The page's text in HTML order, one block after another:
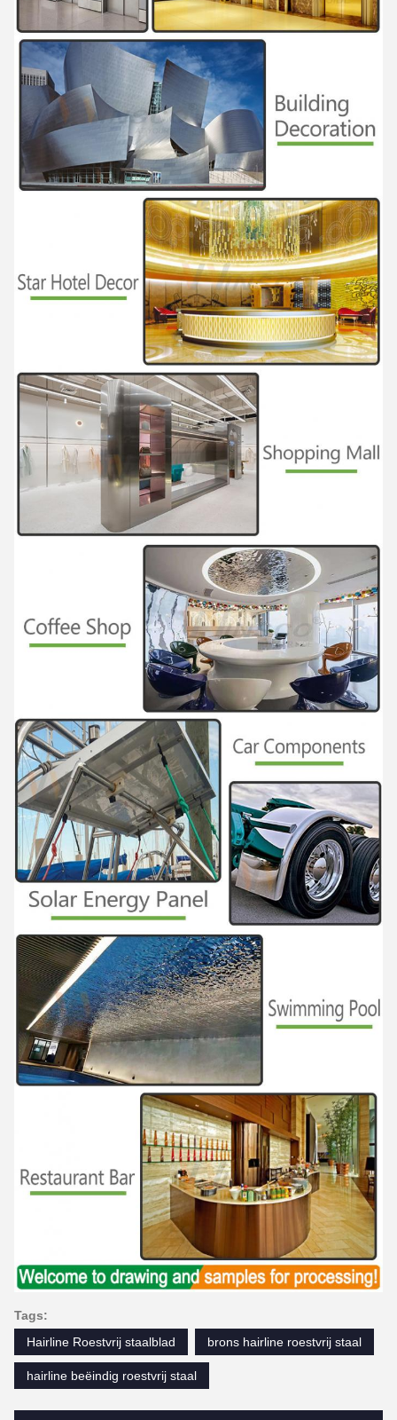
Tags:
Hairline Roestvrij staalblad
brons hairline roestvrij staal
hairline beëindig roestvrij staal